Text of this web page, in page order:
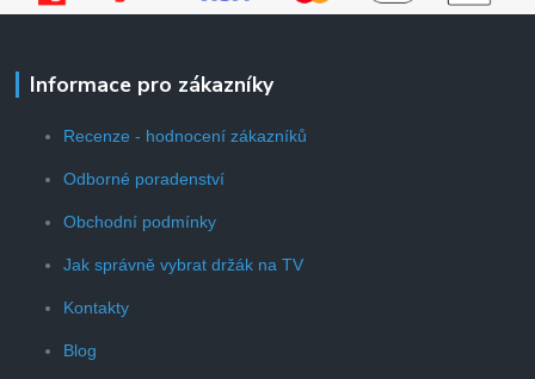
Informace pro zákazníky
Recenze - hodnocení zákazníků
Odborné poradenství
Obchodní podmínky
Jak správně vybrat držák na TV
Kontakty
Blog